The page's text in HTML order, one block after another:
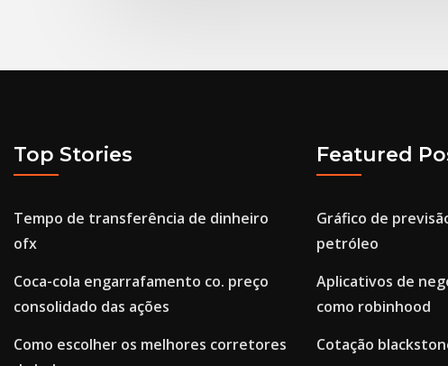
Top Stories
Tempo de transferência de dinheiro
ofx
Coca-cola engarrafamento co. preço
consolidado das ações
Como escolher os melhores corretores
Featured
Gráfico de
petróleo
Aplicativos de
como robinhood
Cotação